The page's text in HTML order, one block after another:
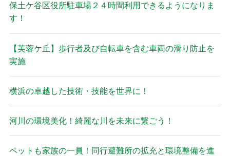
保土ケ谷区役所駐車場２４時間利用できるようになりま
す！
【芙蓉ケ丘】歩行者及び自転車を含む車両の滑り防止を
実施
横浜の卓越した技術・技能を世界に！
河川の環境美化！綺麗な川を未来に繋ごう！
ペットも家族の一員！同行避難所の拡充と環境整備を進